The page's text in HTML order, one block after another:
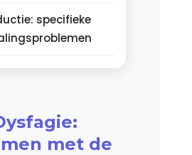
specifieke
met de